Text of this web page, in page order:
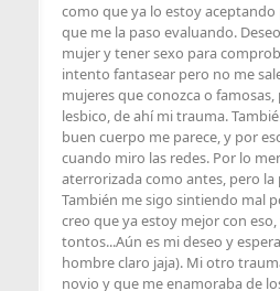
como que ya lo estoy aceptando
que me la paso evaluando.
mujer y tener sexo para
intento fantasear pero no me
mujeres que conozca o
lesbico, de ahí mi trauma.
buen cuerpo me parece, y por
cuando miro las redes. Por lo
aterrorizada como antes, pero la
También me sigo sintiendo mal
creo que ya estoy mejor con
tontos...Aún es mi deseo y
hombre claro jaja). Mi otro
novio y que me enamoraba de